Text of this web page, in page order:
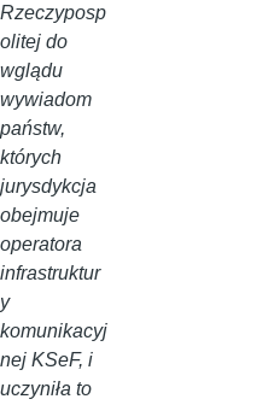
Rzeczyposp
olitej do
wglądu
wywiadom
państw,
których
jurysdykcja
obejmuje
operatora
infrastruktur
y
komunikacyj
nej KSeF, i
uczyniła to